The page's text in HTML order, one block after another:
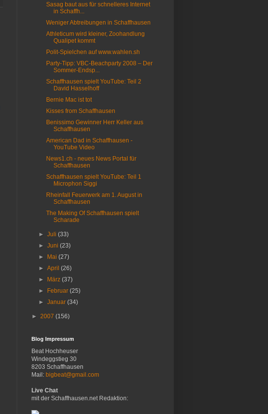
Sasag baut aus für schnelleres Internet
in Schaffh...
Weniger Abtreibungen in Schaffhausen
Athleticum wird kleiner, Zoohandlung
Qualipet kommt
Polit-Spielchen auf www.wahlen.sh
Party-Tipp: VBC-Beachparty 2008 – Der
Sommer-Endsp...
Schaffhausen spielt YouTube: Teil 2
David Hasselhoff
Bernie Mac ist tot
Kisses from Schaffhausen
Benissimo Gewinner Herr Keller aus
Schaffhausen
American Dad in Schaffhausen -
YouTube Video
News1.ch - neues News Portal für
Schaffhausen
Schaffhausen spielt YouTube: Teil 1
Microphon Siggi
Rheinfall Feuerwerk am 1. August in
Schaffhausen
The Making Of Schaffhausen spielt
Scharade
►Juli(33)
►Juni(23)
►
Mai(27)
►April(26)
►
März(37)
►
Februar(25)
►Januar(34)
► 2007 (156)
Blog Impressum
Beat Hochheuser
Windeggstieg 30
8203 Schaffhausen
Mail: bigbeat@gmail.com
Live Chat
mit der Schaffhausen.net Redaktion: